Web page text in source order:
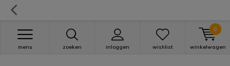
zoeken inloggen
menu wishlist winkelwagen
0